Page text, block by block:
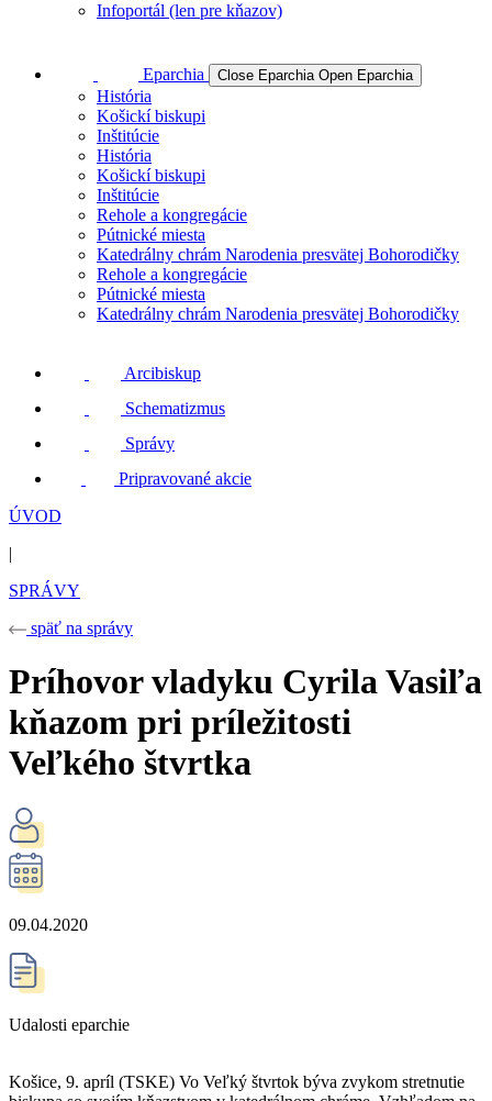
Infoportál (len pre kňazov)
Eparchia Close Eparchia Open Eparchia
História
Košickí biskupi
Inštitúcie
História
Košickí biskupi
Inštitúcie
Rehole a kongregácie
Pútnické miesta
Katedrálny chrám Narodenia presvätej Bohorodičky
Rehole a kongregácie
Pútnické miesta
Katedrálny chrám Narodenia presvätej Bohorodičky
Arcibiskup
Schematizmus
Správy
Pripravované akcie
ÚVOD
|
SPRÁVY
späť na správy
Príhovor vladyku Cyrila Vasiľa
kňazom pri príležitosti
Veľkého štvrtka
09.04.2020
Udalosti eparchie
Košice, 9. apríl (TSKE) Vo Veľký štvrtok býva zvykom stretnutie